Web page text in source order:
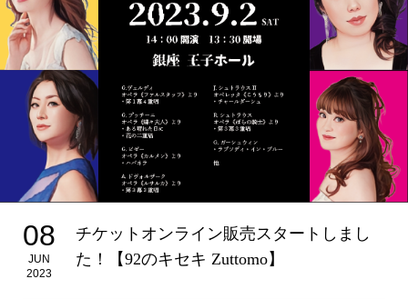
08
JUN
2023
チケットオンライン販売スタートしまし
た！【92のキセキ Zuttomo】